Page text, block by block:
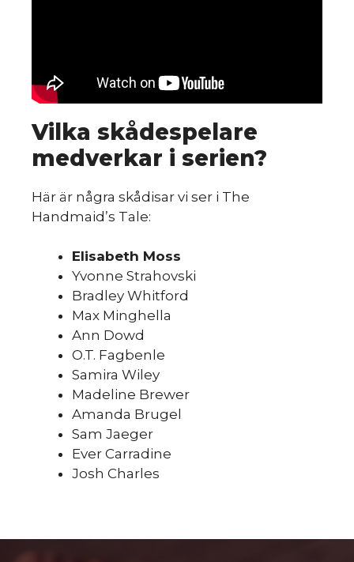
Vilka skådespelare
medverkar i serien?
Här är några skådisar vi ser i The
Handmaid’s Tale:
Elisabeth Moss
Yvonne Strahovski
Bradley Whitford
Max Minghella
Ann Dowd
O.T. Fagbenle
Samira Wiley
Madeline Brewer
Amanda Brugel
Sam Jaeger
Ever Carradine
Josh Charles